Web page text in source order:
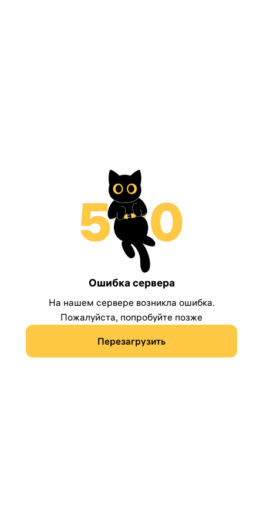
Ошибка сервера
На нашем сервере возникла ошибка.
Пожалуйста, попробуйте позже
Перезагрузить